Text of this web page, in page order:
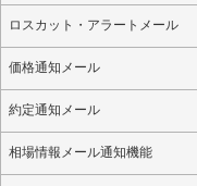
ロスカット・アラートメール
価格通知メール
約定通知メール
相場情報メール通知機能